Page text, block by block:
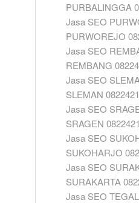
PURBALINGGA
Jasa SEO
PURWOREJO
Jasa SEO
REMBANG
Jasa SEO
SLEMAN
Jasa SEO
SRAGEN
Jasa SEO
SUKOHARJO
Jasa SEO
SURAKARTA
Jasa SEO